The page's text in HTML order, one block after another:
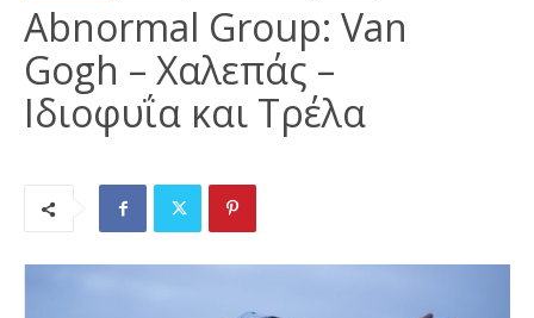
Abnormal Group: Van
Gogh – Χαλεπάς –
Ιδιοφυΐα και Τρέλα